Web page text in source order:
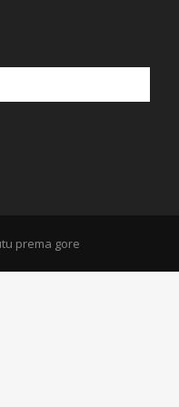
prema gore